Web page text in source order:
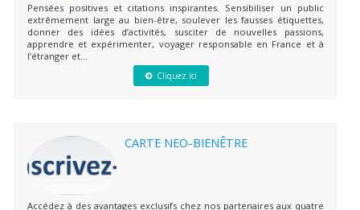
Pensées positives et citations inspirantes. Sensibiliser un public
extrêmement large au bien-être, soulever les fausses étiquettes,
donner des idées d’activités, susciter de nouvelles passions,
apprendre et expérimenter, voyager responsable en France et à
l’étranger et...
Cliquez ici
CARTE NEO-BIENÊTRE
Accédez à des avantages exclusifs chez nos partenaires aux quatre